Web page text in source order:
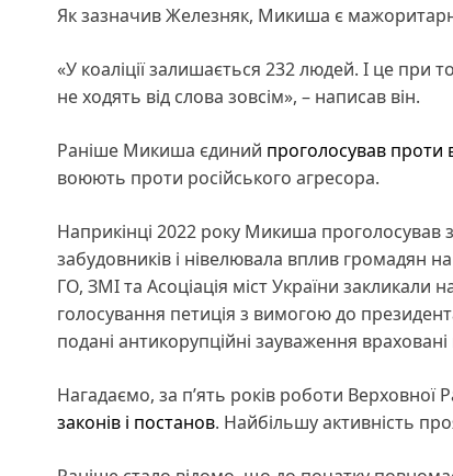
Як зазначив Железняк, Микиша є
«У коаліції залишається 232 людей. І це при
не ходять від слова зовсім», – написав він.
Раніше Микиша єдиний проголосував проти
воюють проти російського агресора.
Наприкінці 2022 року Микиша проголосував
забудовників і нівелювала вплив громадян
ГО, ЗМІ та Асоціація міст України закликали
голосування петиція з вимогою до
подані антикорупційні зауваження
Нагадаємо, за п’ять років роботи Верховної
законів і постанов. Найбільшу активність